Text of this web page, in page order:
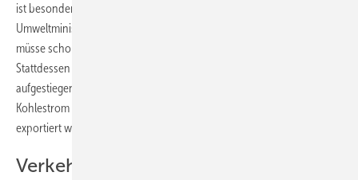
ist besonders dramatisch, wenn man sich erinnert, dass die
Umweltministerin in ihrem ersten Plan noch verkündete, die Kohle
müsse schon deutlich vor 2050 aus dem Energiemix verschwinden.
Stattdessen ist die Kohle wieder zur "Brückentechnologie"
aufgestiegen. Wofür? Das weiß niemand. Denn längst ist bekannt, dass
Kohlestrom schon jetzt die Netze verstopft und massenweise
exportiert werden muss, weil der Überschuss so groß ist.
Verkehrssektor und Wärmeenergie